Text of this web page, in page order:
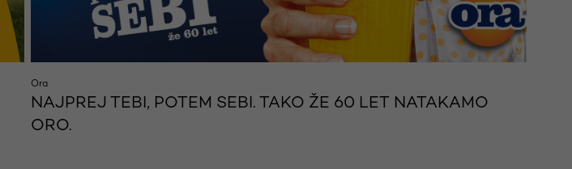
Ora
NAJPREJ TEBI, POTEM SEBI. TAKO ŽE 60 LET NATAKAMO
ORO.